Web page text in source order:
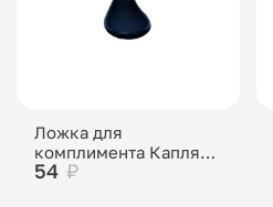
Ложка для
комплимента Капля
чёрная пластик
54 ₽